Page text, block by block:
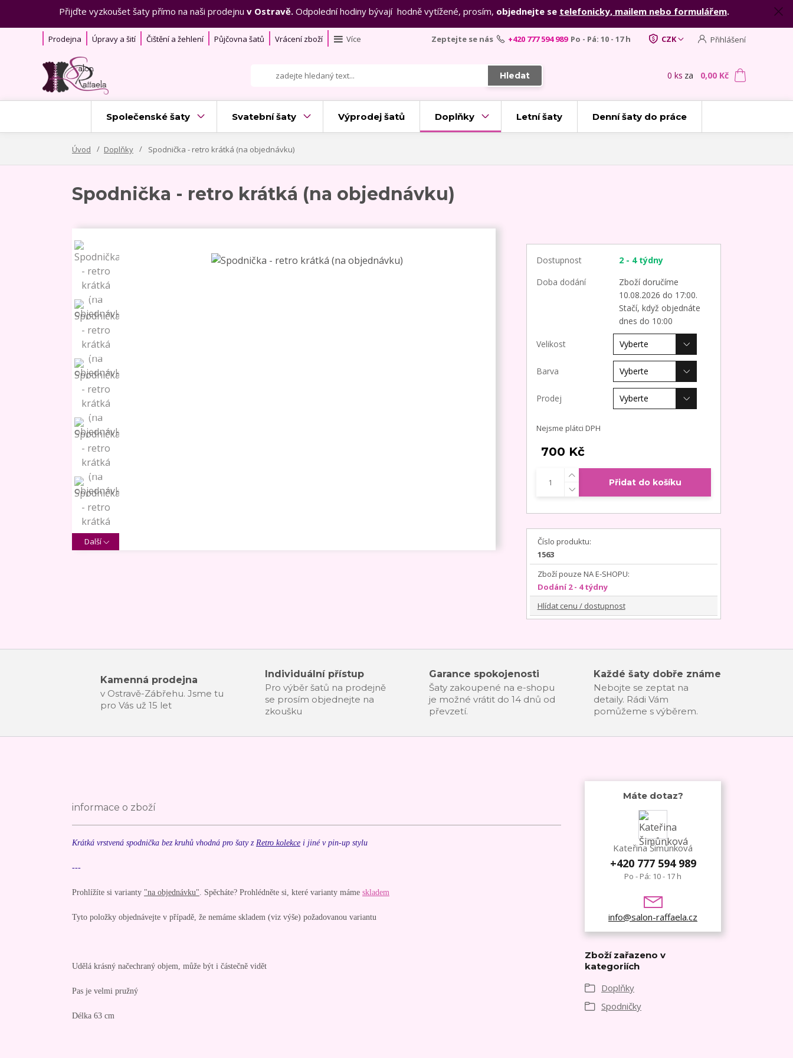
Přijďte vyzkoušet šaty přímo na naši prodejnu v Ostravě. Odpolední hodiny bývají hodně vytížené, prosím, objednejte se telefonicky, mailem nebo formulářem.
Prodejna Úpravy a šití Čištění a žehlení Půjčovna šatů Vrácení zboží Více CZK Přihlášení
Hledat
Zeptejte se nás +420 777 594 989 Po - Pá: 10 - 17 h
0 ks za 0,00 Kč
Společenské šaty Svatební šaty Výprodej šatů Doplňky Letní šaty Denní šaty do práce
Úvod Doplňky Spodnička - retro krátká (na objednávku)
Spodnička - retro krátká (na objednávku)
Další
Dostupnost
2 - 4 týdny
Doba dodání
Zboží doručíme
10.08.2026 do 17:00.
Stačí, když objednáte
dnes do 10:00
Velikost
Barva
Prodej
Nejsme plátci DPH
700 Kč
Přidat do košíku
Číslo produktu:
1563
Zboží pouze NA E-SHOPU:
Dodání 2 - 4 týdny
Hlídat cenu / dostupnost
Kamenná prodejna
v Ostravě-Zábřehu. Jsme tu
pro Vás už 15 let
Individuální přístup
Pro výběr šatů na prodejně
se prosím objednejte na
zkoušku
Garance spokojenosti
Šaty zakoupené na e-shopu
je možné vrátit do 14 dnů od
převzetí.
Každé šaty dobře známe
Nebojte se zeptat na
detaily. Rádi Vám
pomůžeme s výběrem.
informace o zboží
Krátká vrstvená spodnička bez kruhů vhodná pro šaty z Retro kolekce i jiné v pin-up stylu
---
Prohlížíte si varianty "na objednávku" . Spěcháte? Prohlédněte si, které varianty máme skladem
Tyto položky objednávejte v případě, že nemáme skladem (viz výše) požadovanou variantu
Udělá krásný načechraný objem, může být i částečně vidět
Pas je velmi pružný
Délka 63 cm
Máte dotaz?
Kateřina Šimůnková
+420 777 594 989
Po - Pá: 10 - 17 h
info@salon-raffaela.cz
Zboží zařazeno v
kategoriích
Doplňky
Spodničky